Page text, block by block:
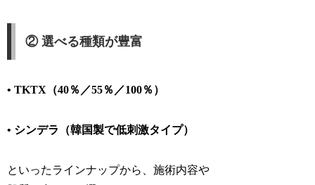
② 選べる種類が豊富
• TKTX（40％／55％／100％）
• シンデラ（韓国製で低刺激タイプ）
といったラインナップから、施術内容や